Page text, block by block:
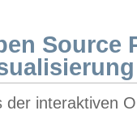
Source
der interaktiven